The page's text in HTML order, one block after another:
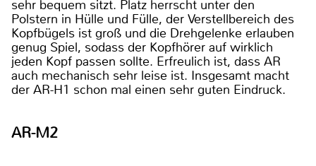
sehr bequem sitzt. Platz herrscht unter den
Polstern in Hülle und Fülle, der Verstellbereich des
Kopfbügels ist groß und die Drehgelenke erlauben
genug Spiel, sodass der Kopfhörer auf wirklich
jeden Kopf passen sollte. Erfreulich ist, dass AR
auch mechanisch sehr leise ist. Insgesamt macht
der AR-H1 schon mal einen sehr guten Eindruck.
AR-M2